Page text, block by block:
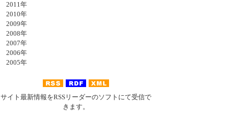
2011年
2010年
2009年
2008年
2007年
2006年
2005年
サイト最新情報をRSSリーダーのソフトにて受信で
きます。